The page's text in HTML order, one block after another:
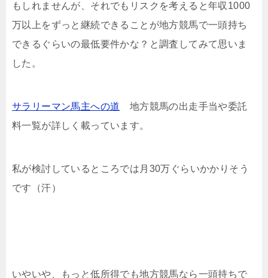
もしれませんが、それでもリスクを考えると年収1000
万以上をずっと継続できることが地方競馬で一頭持ち
できるぐらいの最低要件かな？と調査してみて思いま
した。
サラリーマン馬主への道 地方競馬の出走手当や委託
料一覧が詳しく載っています。
私が検討しているところでは月30万ぐらいかかりそう
です（汗）
いやいや、もっと低所得でも地方競馬なら一頭持ちで